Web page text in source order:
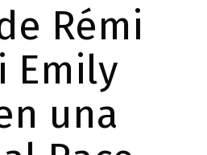
Rémi
Emily
una